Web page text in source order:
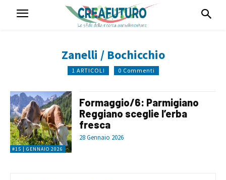
Zanelli / Bochicchio
1 ARTICOLI 0 Commenti
#15 | GENNAIO 2026
Formaggio/6: Parmigiano
Reggiano sceglie l’erba
fresca
28 Gennaio 2026